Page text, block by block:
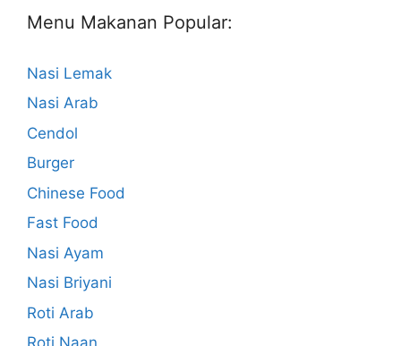
Menu Makanan Popular:
Nasi Lemak
Nasi Arab
Cendol
Burger
Chinese Food
Fast Food
Nasi Ayam
Nasi Briyani
Roti Arab